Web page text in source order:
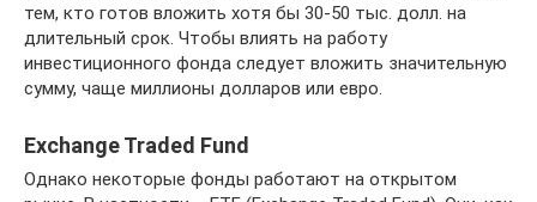
тем, кто готов вложить хотя бы 30-50 тыс. долл. на
длительный срок. Чтобы влиять на работу
инвестиционного фонда следует вложить значительную
сумму, чаще миллионы долларов или евро.
Exchange Traded Fund
Однако некоторые фонды работают на открытом